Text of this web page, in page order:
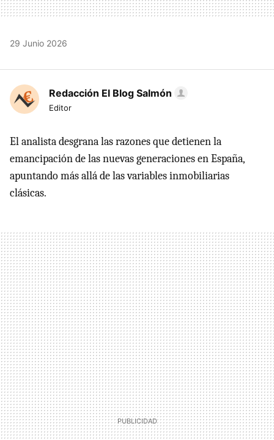
29 Junio 2026
Redacción El Blog Salmón
Editor
El analista desgrana las razones que detienen la
emancipación de las nuevas generaciones en España,
apuntando más allá de las variables inmobiliarias
clásicas.